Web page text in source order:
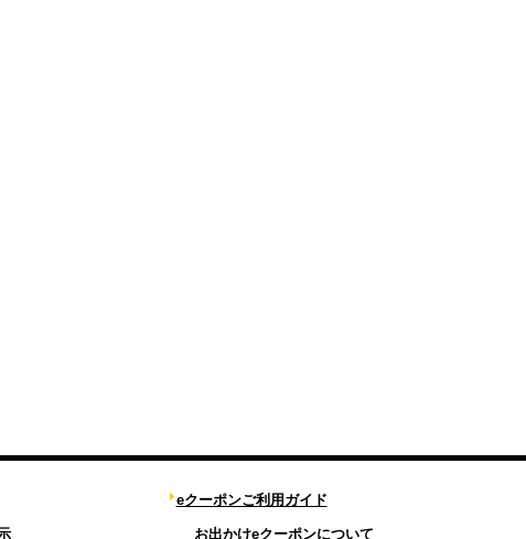
eクーポンご利用ガイド
お出かけeクーポンについて